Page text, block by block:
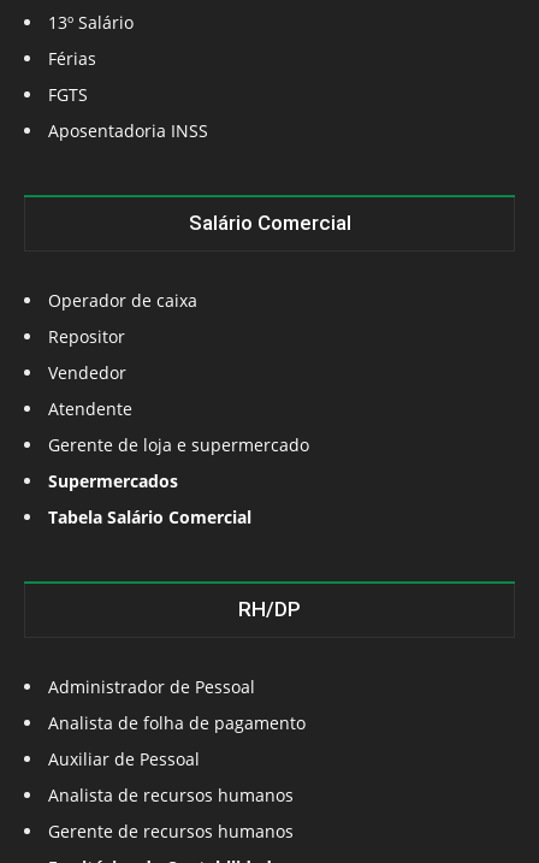
13º Salário
Férias
FGTS
Aposentadoria INSS
Salário Comercial
Operador de caixa
Repositor
Vendedor
Atendente
Gerente de loja e supermercado
Supermercados
Tabela Salário Comercial
RH/DP
Administrador de Pessoal
Analista de folha de pagamento
Auxiliar de Pessoal
Analista de recursos humanos
Gerente de recursos humanos